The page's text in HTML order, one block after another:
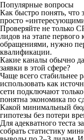
Популярные вопросы
Как быстро понять, что
просто
Проверяйте не только
лидов на этапе первого
обращениями, нужно
квалификации.
Какие каналы обычно
заявки в этой сфере?
Чаще всего стабильнее
использовать как
сети подключают
понятна экономика по
Какой минимальный
гипотезы без потери
Для адекватного теста
собрать статистику